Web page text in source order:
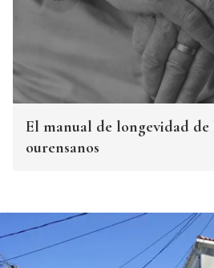
El manual de longevidad de
ourensanos